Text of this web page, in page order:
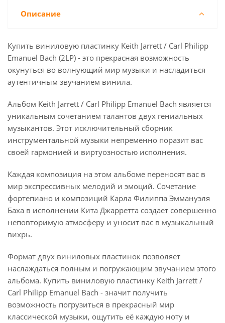
Описание
Купить виниловую пластинку Keith Jarrett / Carl Philipp
Emanuel Bach (2LP) - это прекрасная возможность
окунуться во волнующий мир музыки и насладиться
аутентичным звучанием винила.
Альбом Keith Jarrett / Carl Philipp Emanuel Bach является
уникальным сочетанием талантов двух гениальных
музыкантов. Этот исключительный сборник
инструментальной музыки непременно поразит вас
своей гармонией и виртуозностью исполнения.
Каждая композиция на этом альбоме переносят вас в
мир экспрессивных мелодий и эмоций. Сочетание
фортепиано и композиций Карла Филиппа Эммануэля
Баха в исполнении Кита Джарретта создает совершенно
неповторимую атмосферу и уносит вас в музыкальный
вихрь.
Формат двух виниловых пластинок позволяет
наслаждаться полным и погружающим звучанием этого
альбома. Купить виниловую пластинку Keith Jarrett /
Carl Philipp Emanuel Bach - значит получить
возможность погрузиться в прекрасный мир
классической музыки, ощутить её каждую ноту и